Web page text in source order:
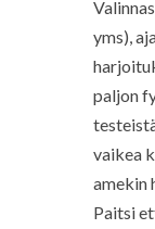
yms),
paljon
vaikea
amekin
Paitsi